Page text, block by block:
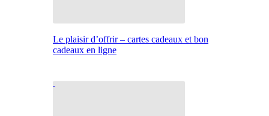
Le plaisir d’offrir – cartes cadeaux et bon
cadeaux en ligne